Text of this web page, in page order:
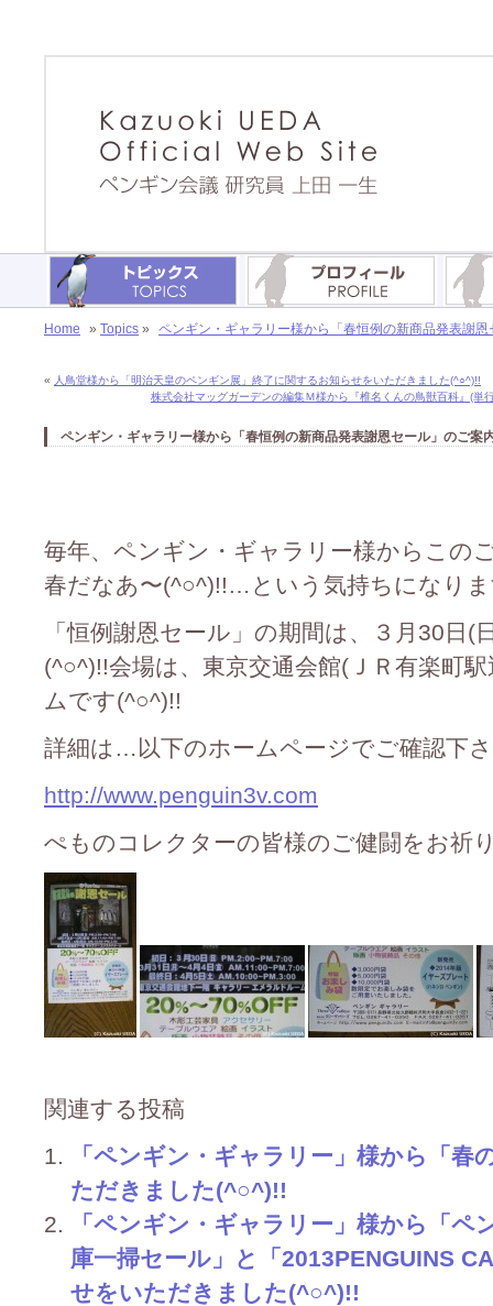
Home » Topics » ペンギン・ギャラリー様から「春恒例の新商品発表謝
«
人鳥堂様から「明治天皇のペンギン展」終了に関するお知らせをいただきました(^○^)!!
株式会社マッグガーデンの編集Ｍ様から『椎名くんの鳥獣百科』(
ペンギン・ギャラリー様から「春恒例の新商品発表謝恩セール」のご案
毎年、ペンギン・ギャラリー様からこの
春だなあ〜(^○^)!!…という気持ちになり
「恒例謝恩セール」の期間は、３月30日(
(^○^)!!会場は、東京交通会館(ＪＲ有楽町
ムです(^○^)!!
詳細は…以下のホームページでご確認下
http://www.penguin3v.com
ぺものコレクターの皆様のご健闘をお祈
関連する投稿
「ペンギン・ギャラリー」様から「春
ただきました(^○^)!!
「ペンギン・ギャラリー」様から「ペ
庫一掃セール」と「2013PENGUINS
せをいただきました(^○^)!!